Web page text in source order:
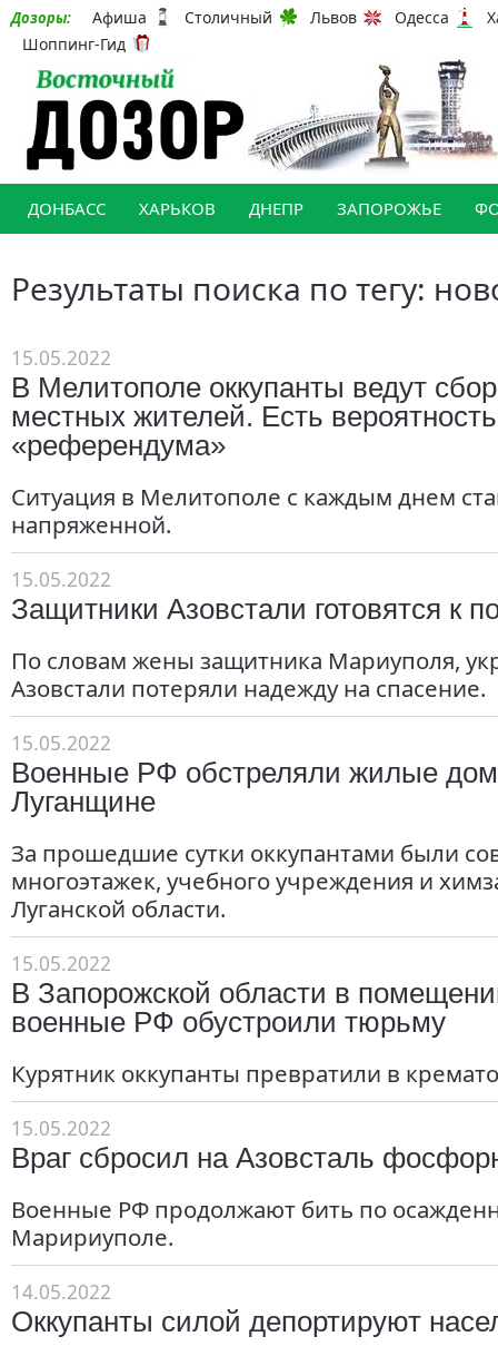
Дозоры: Афиша Столичный Львов Одесса
Шоппинг-Гид
ДОНБАСС ХАРЬКОВ ДНЕПР ЗАПОРОЖЬЕ
Результаты поиска по тегу:
15.05.2022
В Мелитополе оккупанты ведут
местных жителей. Есть вероятность
«референдума»
Ситуация в Мелитополе с каждым днем
напряженной.
15.05.2022
Защитники Азовстали готовятся к
По словам жены защитника Мариуполя,
Азовстали потеряли надежду на спасение.
15.05.2022
Военные РФ обстреляли жилые
Луганщине
За прошедшие сутки оккупантами были
многоэтажек, учебного учреждения и
Луганской области.
15.05.2022
В Запорожской области в
военные РФ обустроили тюрьму
Курятник оккупанты превратили в
15.05.2022
Враг сбросил на Азовсталь
Военные РФ продолжают бить по
Маририуполе.
14.05.2022
Оккупанты силой депортируют